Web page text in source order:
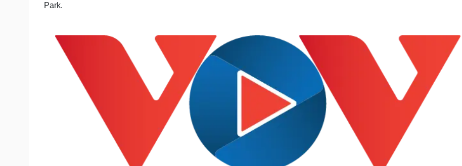
Sản phụ khoa
Làm đẹp - giảm cân
Phòng mạch online
Ăn sạch sống khỏe
Cải chính
Park.